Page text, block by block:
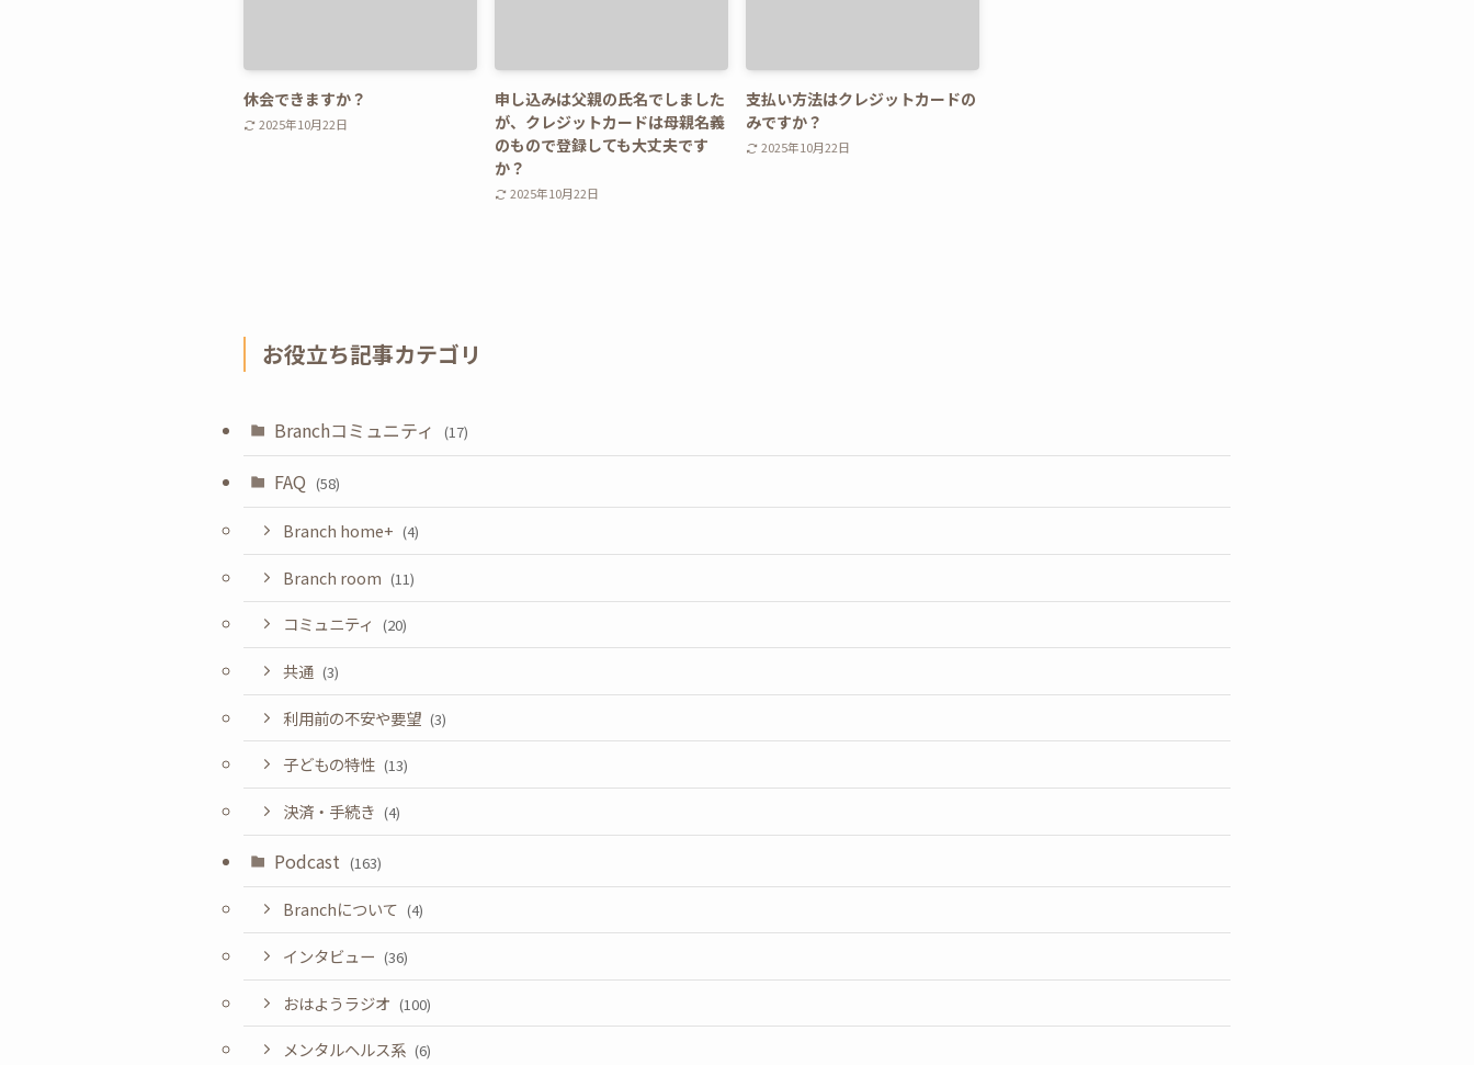
休会できますか？
2025年10月22日
申し込みは父親の氏名でしました
が、クレジットカードは母親名義
のもので登録しても大丈夫です
か？
2025年10月22日
支払い方法はクレジットカードの
みですか？
2025年10月22日
お役立ち記事カテゴリ
Branchコミュニティ (17)
FAQ (58)
Branch home+ (4)
Branch room (11)
コミュニティ (20)
共通 (3)
利用前の不安や要望 (3)
子どもの特性 (13)
決済・手続き (4)
Podcast (163)
Branchについて (4)
インタビュー (36)
おはようラジオ (100)
メンタルヘルス系 (6)